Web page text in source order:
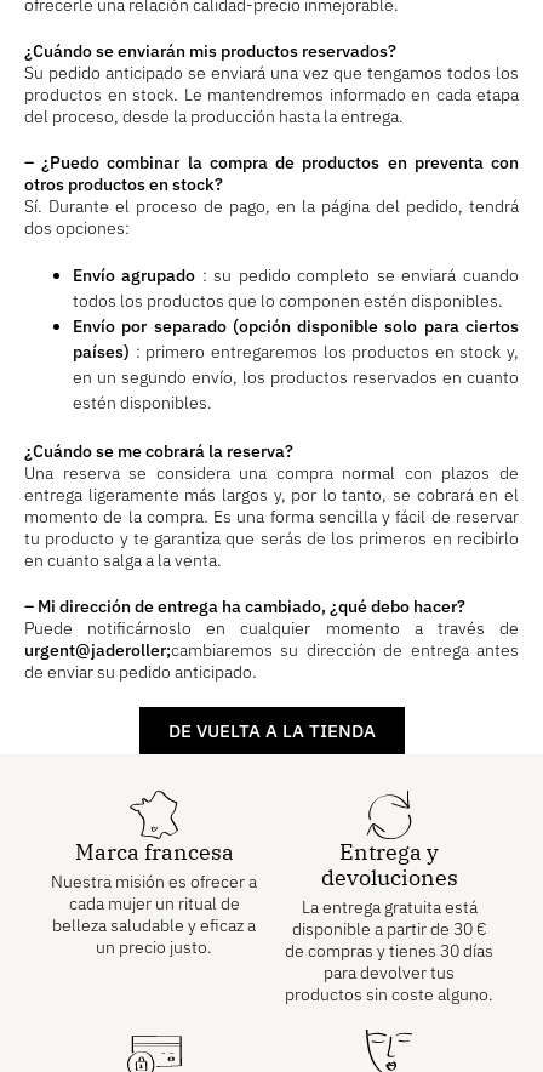
ofrecerle una relación calidad-precio inmejorable.
¿Cuándo se enviarán mis productos reservados?
Su pedido anticipado se enviará una vez que tengamos todos los
productos en stock. Le mantendremos informado en cada etapa
del proceso, desde la producción hasta la entrega.
– ¿Puedo combinar la compra de productos en preventa con
otros productos en stock?
Sí. Durante el proceso de pago, en la página del pedido, tendrá
dos opciones:
Envío agrupado : su pedido completo se enviará cuando
todos los productos que lo componen estén disponibles.
Envío por separado (opción disponible solo para ciertos
países) : primero entregaremos los productos en stock y,
en un segundo envío, los productos reservados en cuanto
estén disponibles.
¿Cuándo se me cobrará la reserva?
Una reserva se considera una compra normal con plazos de
entrega ligeramente más largos y, por lo tanto, se cobrará en el
momento de la compra. Es una forma sencilla y fácil de reservar
tu producto y te garantiza que serás de los primeros en recibirlo
en cuanto salga a la venta.
– Mi dirección de entrega ha cambiado, ¿qué debo hacer?
Puede notificárnoslo en cualquier momento a través de
urgent@jaderoller;cambiaremos su dirección de entrega antes
de enviar su pedido anticipado.
DE VUELTA A LA TIENDA
Marca francesa
Nuestra misión es ofrecer a
cada mujer un ritual de
belleza saludable y eficaz a
un precio justo.
Entrega y
devoluciones
La entrega gratuita está
disponible a partir de 30 €
de compras y tienes 30 días
para devolver tus
productos sin coste alguno.